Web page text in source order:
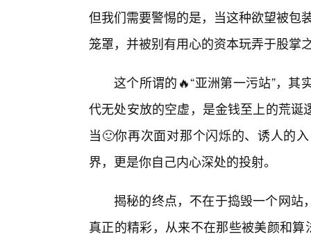
但我们需要警惕的是，当这种欲望被包
笼罩，并被别有用心的资本玩弄于股掌
这个所谓的🔥“亚洲第一污站”，
代无处安放的空虚，是金钱至上的荒
当🙂你再次面对那个闪烁的、诱人的
界，更是你自己内心深处的投射。
揭秘的终点，不在于捣毁一个网
真正的精彩，从来不在那些被美颜和